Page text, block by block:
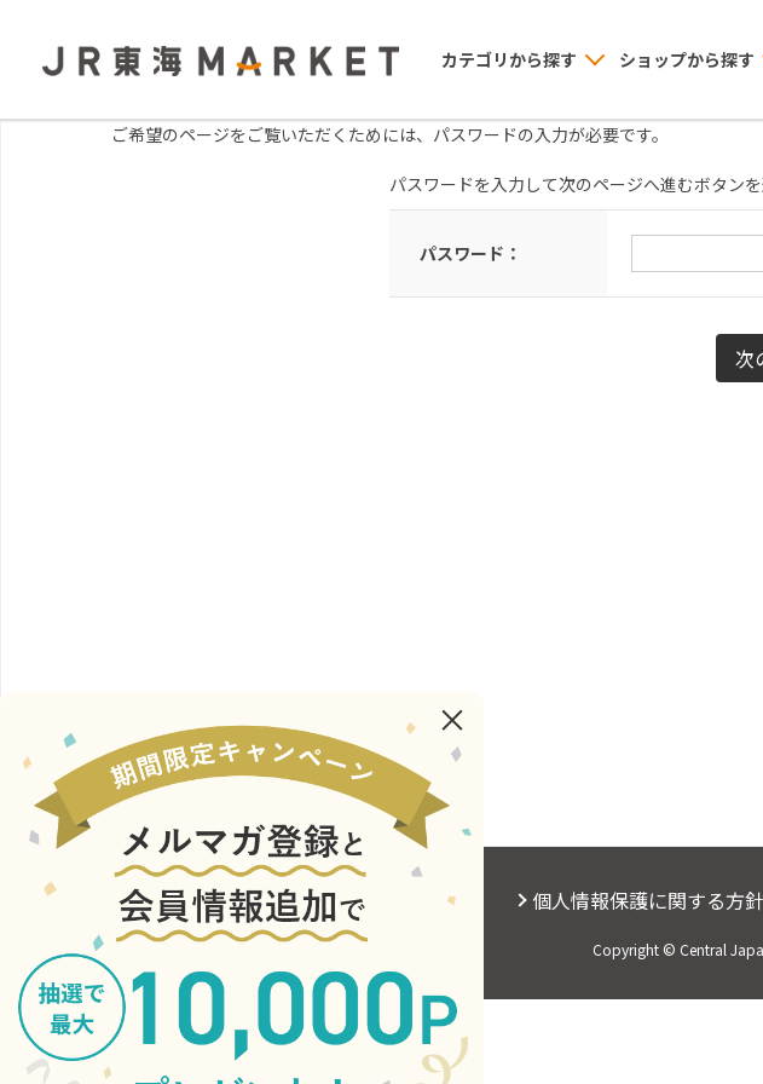
カテゴリから探す ショップから探す
ご希望のページをご覧いただくためには、パスワードの入力が必要です。
パスワードを入力して次のページへ進むボタンを
パスワード：
会社概要 サイトご利用にあたって 個人情報保護に関する方針
Copyright © Central